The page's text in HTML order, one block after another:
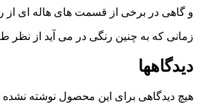
و گاهی در برخی از قسمت های هاله ‌ای
زمانی که به چنین رنگی در می آید از
دیدگاهها
هیچ دیدگاهی برای این محصول نوشته